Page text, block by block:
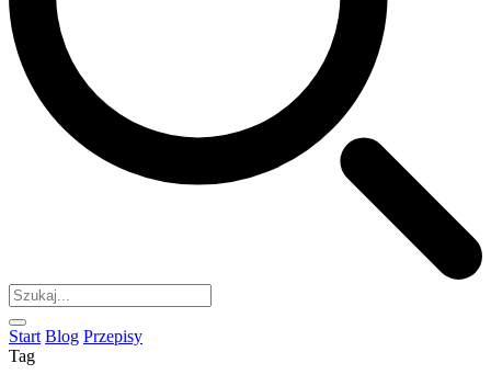
Start Blog Przepisy
Tag